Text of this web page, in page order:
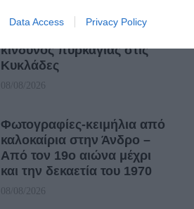
Data Access Privacy Policy
κίνδυνος πυρκαγιάς στις
Κυκλάδες
08/08/2026
Φωτογραφίες-κειμήλια από
καλοκαίρια στην Άνδρο –
Από τον 19ο αιώνα μέχρι
και την δεκαετία του 1970
08/08/2026